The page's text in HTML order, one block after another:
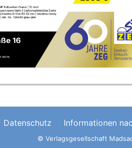
Datenschutz Informationen
© Verlagsgesellschaft